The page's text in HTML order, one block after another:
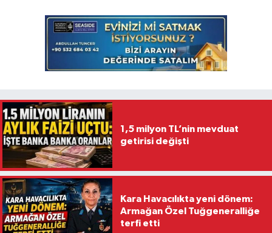
1,5 milyon TL’nin mevduat
getirisi değişti
Kara Havacılıkta yeni dönem:
Armağan Özel Tuğgeneralliğe
terfi etti